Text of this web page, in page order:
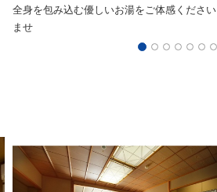
全身を包み込む優しいお湯をご体感ください
ませ